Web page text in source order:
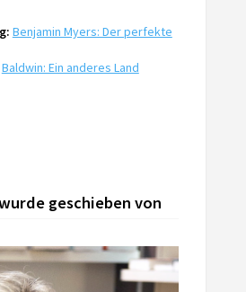
Benjamin Myers: Der perfekte
Baldwin: Ein anderes Land
geschieben von